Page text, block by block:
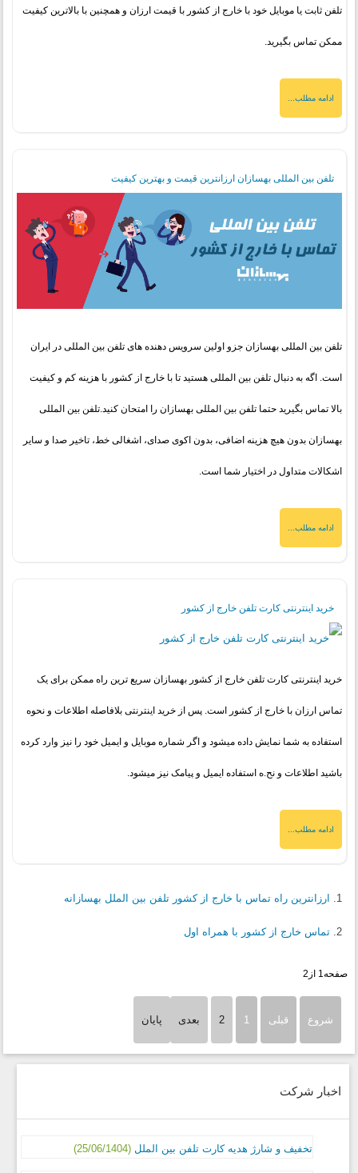
اخبار شرکت
تخفیف و شارژ هدیه کارت تلفن بین الملل (25/06/1404)
تلفن ثابت یا موبایل خود با خارج از کشور با قیمت ارزان و همچنین با بالاترین کیفیت
ممکن تماس بگیرید.
ادامه مطلب...
تلفن بین المللی بهسازان ارزانترین قیمت و بهترین کیفیت
تلفن بین المللی بهسازان جزو اولین سرویس دهنده های تلفن بین المللی در ایران
است. اگه به دنبال تلفن بین المللی هستید تا با خارج از کشور با هزینه کم و کیفیت
بالا تماس بگیرید حتما تلفن بین المللی بهسازان را امتحان کنید.تلفن بین المللی
بهسازان بدون هیچ هزینه اضافی، بدون اکوی صدای، اشغالی خط، تاخیر صدا و سایر
اشکالات متداول در اختیار شما است.
ادامه مطلب...
خرید اینترنتی کارت تلفن خارج از کشور
خرید اینترنتی کارت تلفن خارج از کشور بهسازان سریع ترین راه ممکن برای یک
تماس ارزان با خارج از کشور است. پس از خرید اینترنتی بلافاصله اطلاعات و نحوه
استفاده به شما نمایش داده میشود و اگر شماره موبایل و ایمیل خود را نیز وارد کرده
باشید اطلاعات و نح.ه استفاده ایمیل و پیامک نیز میشود.
ادامه مطلب...
ارزانترین راه تماس با خارج از کشور تلفن بین الملل بهسازانه
تماس خارج از کشور با همراه اول
صفحه1 از2
شروع قبلی 1
2 بعدی پایان